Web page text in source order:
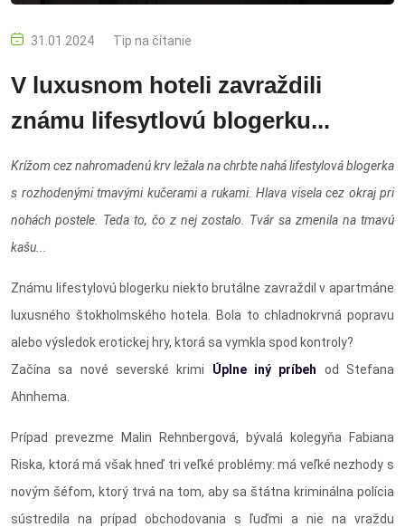
31.01.2024 Tip na čítanie
V luxusnom hoteli zavraždili
známu lifesytlovú blogerku...
Krížom cez nahromadenú krv ležala na chrbte nahá lifestylová blogerka
s rozhodenými tmavými kučerami a rukami. Hlava visela cez okraj pri
nohách postele. Teda to, čo z nej zostalo. Tvár sa zmenila na tmavú
kašu...
Známu lifestylovú blogerku niekto brutálne zavraždil v apartmáne
luxusného štokholmského hotela. Bola to chladnokrvná popravu
alebo výsledok erotickej hry, ktorá sa vymkla spod kontroly?
Začína sa nové severské krimi Úplne iný príbeh od Stefana
Ahnhema.
Prípad prevezme Malin Rehnbergová, bývalá kolegyňa Fabiana
Riska, ktorá má však hneď tri veľké problémy: má veľké nezhody s
novým šéfom, ktorý trvá na tom, aby sa štátna kriminálna polícia
sústredila na prípad obchodovania s ľuďmi a nie na vraždu